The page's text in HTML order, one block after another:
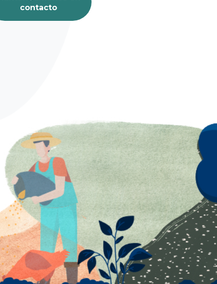
French
German